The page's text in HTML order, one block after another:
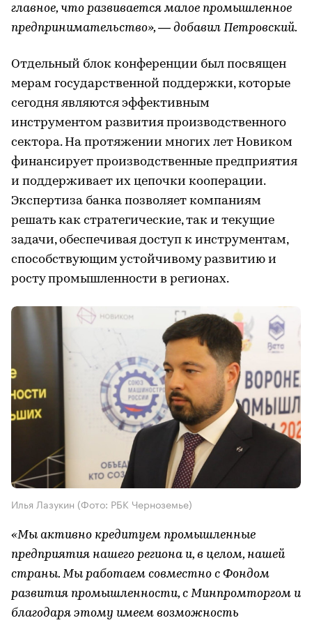
главное, что развивается малое промышленное
предпринимательство», — добавил Петровский.
Отдельный блок конференции был посвящен
мерам государственной поддержки, которые
сегодня являются эффективным
инструментом развития производственного
сектора. На протяжении многих лет Новиком
финансирует производственные предприятия
и поддерживает их цепочки кооперации.
Экспертиза банка позволяет компаниям
решать как стратегические, так и текущие
задачи, обеспечивая доступ к инструментам,
способствующим устойчивому развитию и
росту промышленности в регионах.
Илья Лазукин (Фото: РБК Черноземье)
«Мы активно кредитуем промышленные
предприятия нашего региона и, в целом, нашей
страны. Мы работаем совместно с Фондом
развития промышленности, с Минпромторгом и
благодаря этому имеем возможность